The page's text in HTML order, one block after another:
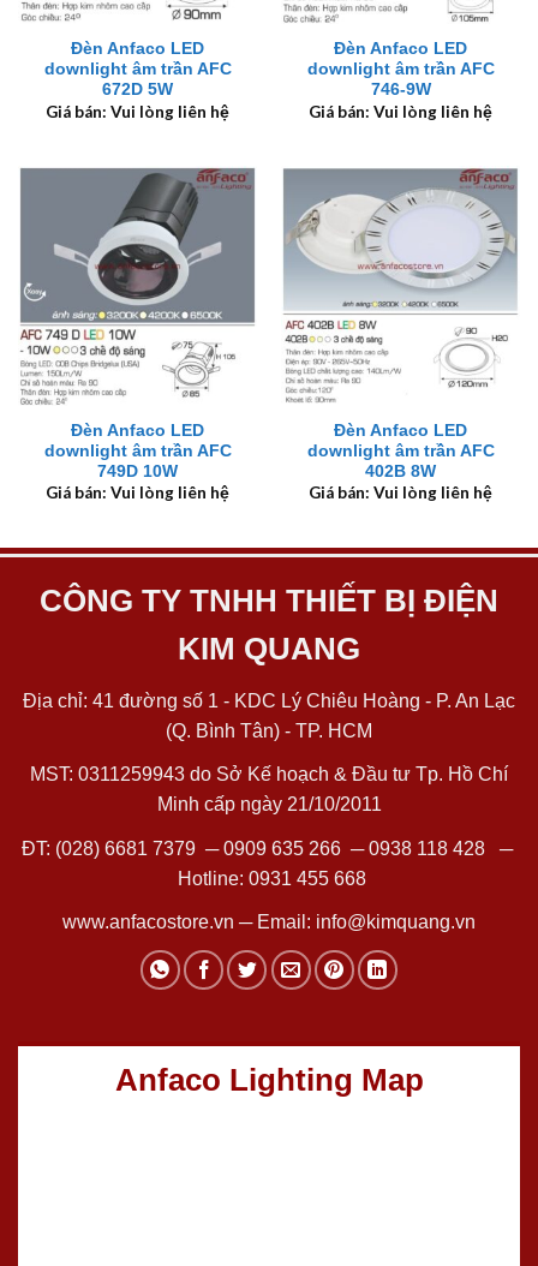
Đèn Anfaco LED
downlight âm trần AFC
672D 5W
Giá bán: Vui lòng liên hệ
Đèn Anfaco LED
downlight âm trần AFC
746-9W
Giá bán: Vui lòng liên hệ
Đèn Anfaco LED
downlight âm trần AFC
749D 10W
Giá bán: Vui lòng liên hệ
Đèn Anfaco LED
downlight âm trần AFC
402B 8W
Giá bán: Vui lòng liên hệ
CÔNG TY TNHH THIẾT BỊ ĐIỆN
KIM QUANG
Địa chỉ: 41 đường số 1 - KDC Lý Chiêu Hoàng - P. An Lạc
(Q. Bình Tân) - TP. HCM
MST: 0311259943 do Sở Kế hoạch & Đầu tư Tp. Hồ Chí
Minh cấp ngày 21/10/2011
ĐT: (028) 6681 7379 ─0909 635 266─0938 118 428─
Hotline: 0931 455 668
www.anfacostore.vn ─ Email: info@kimquang.vn
Anfaco Lighting Map